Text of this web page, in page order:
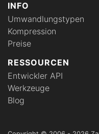
INFO
Umwandlungstypen
Kompression
Preise
RESSOURCEN
Entwickler API
Werkzeuge
Blog